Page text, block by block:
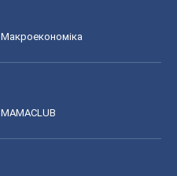
Макроекономіка
MAMACLUB